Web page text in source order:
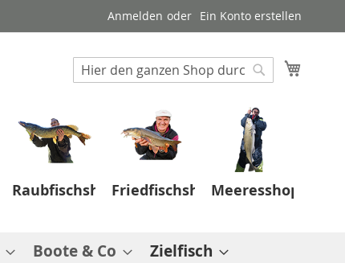
Anmelden Ein Konto erstellen
Suche
Suche
RaubfischshopFriedfischshopMeeresshop
Boote & Co Zielfisch